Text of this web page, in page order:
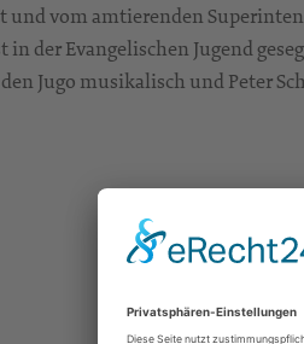
und vom amtierenden
der Evangelischen Jugend
Jugo musikalisch und Peter